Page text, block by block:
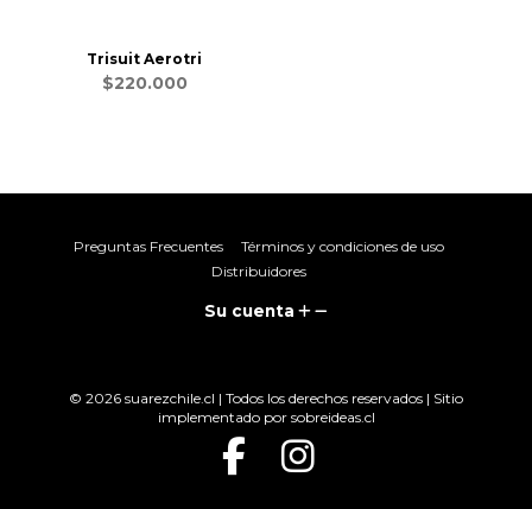
Trisuit Aerotri
$220.000
Preguntas Frecuentes
Términos y condiciones de uso
Distribuidores
Su cuenta
© 2026 suarezchile.cl | Todos los derechos reservados | Sitio
implementado por sobreideas.cl